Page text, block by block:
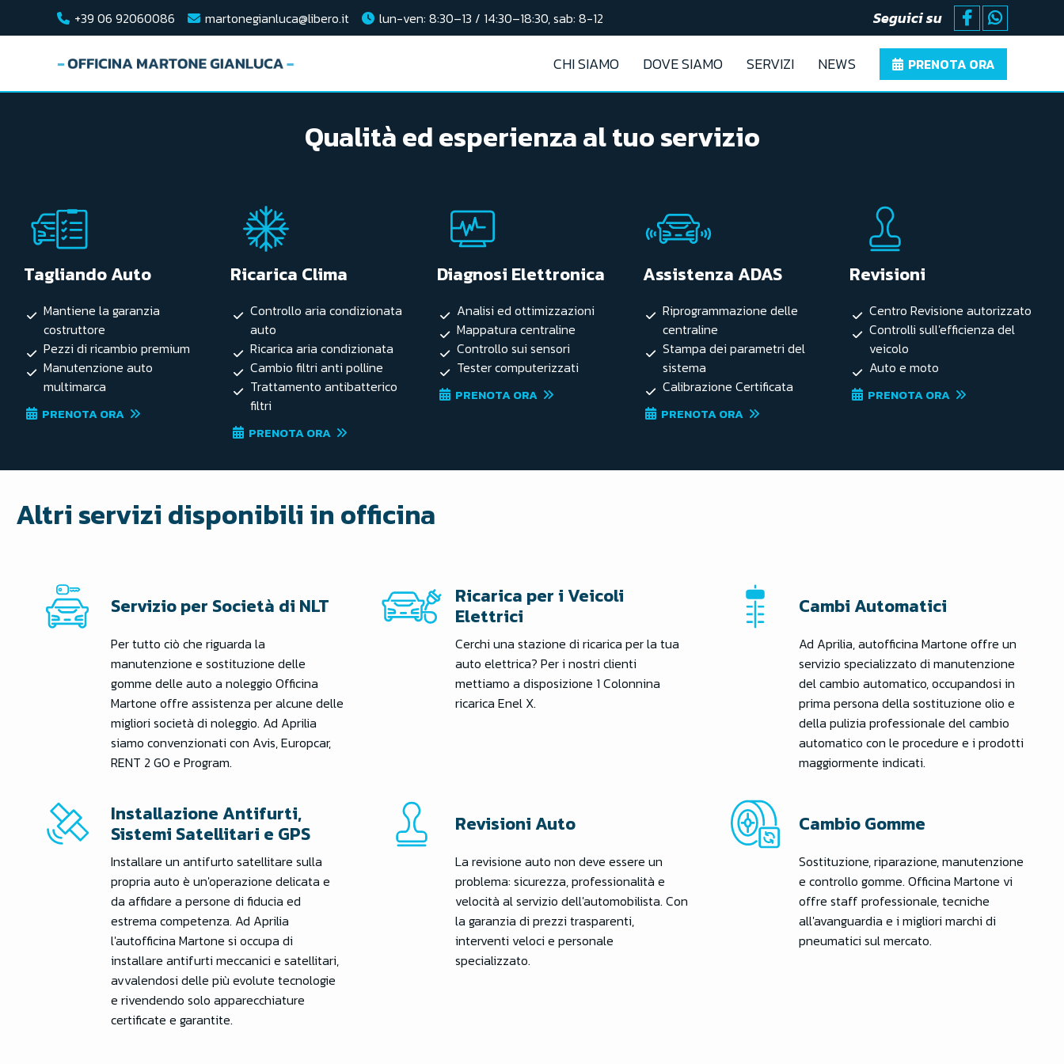
+39 06 92060086 martonegianluca@libero.it lun-ven: 8:30–13 / 14:30–18:30, sab: 8-12 Seguici su
CHI SIAMO DOVE SIAMO SERVIZI NEWS PRENOTA ORA
Qualità ed esperienza al tuo servizio
Tagliando Auto
Mantiene la garanzia
costruttore
Pezzi di ricambio premium
Manutenzione auto
multimarca
PRENOTA ORA
Ricarica Clima
Controllo aria condizionata
auto
Ricarica aria condizionata
Cambio filtri anti polline
Trattamento antibatterico
filtri
PRENOTA ORA
Diagnosi Elettronica
Analisi ed ottimizzazioni
Mappatura centraline
Controllo sui sensori
Tester computerizzati
PRENOTA ORA
Assistenza ADAS
Riprogrammazione delle
centraline
Stampa dei parametri del
sistema
Calibrazione Certificata
PRENOTA ORA
Revisioni
Centro Revisione autorizzato
Controlli sull'efficienza del
veicolo
Auto e moto
PRENOTA ORA
Altri servizi disponibili in officina
Servizio per Società di NLT
Per tutto ciò che riguarda la
manutenzione e sostituzione delle
gomme delle auto a noleggio Officina
Martone offre assistenza per alcune delle
migliori società di noleggio. Ad Aprilia
siamo convenzionati con Avis, Europcar,
RENT 2 GO e Program.
Ricarica per i Veicoli
Elettrici
Cerchi una stazione di ricarica per la tua
auto elettrica? Per i nostri clienti
mettiamo a disposizione 1 Colonnina
ricarica Enel X.
Cambi Automatici
Ad Aprilia, autofficina Martone offre un
servizio specializzato di manutenzione
del cambio automatico, occupandosi in
prima persona della sostituzione olio e
della pulizia professionale del cambio
automatico con le procedure e i prodotti
maggiormente indicati.
Installazione Antifurti,
Sistemi Satellitari e GPS
Installare un antifurto satellitare sulla
propria auto è un'operazione delicata e
da affidare a persone di fiducia ed
estrema competenza. Ad Aprilia
l'autofficina Martone si occupa di
installare antifurti meccanici e satellitari,
avvalendosi delle più evolute tecnologie
e rivendendo solo apparecchiature
certificate e garantite.
Revisioni Auto
La revisione auto non deve essere un
problema: sicurezza, professionalità e
velocità al servizio dell'automobilista. Con
la garanzia di prezzi trasparenti,
interventi veloci e personale
specializzato.
Cambio Gomme
Sostituzione, riparazione, manutenzione
e controllo gomme. Officina Martone vi
offre staff professionale, tecniche
all'avanguardia e i migliori marchi di
pneumatici sul mercato.